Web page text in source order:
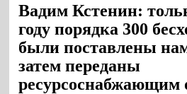
Вадим Кстенин:
году порядка 300
были поставлены
затем переданы
ресурсоснабжающим